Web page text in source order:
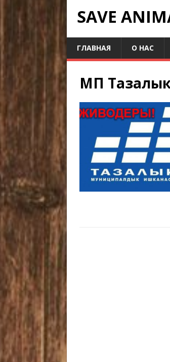
SAVE
ГЛАВНАЯ О НАС
МП